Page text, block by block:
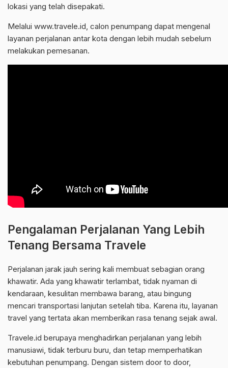
lokasi yang telah disepakati.
Melalui www.travele.id, calon penumpang dapat mengenal
layanan perjalanan antar kota dengan lebih mudah sebelum
melakukan pemesanan.
Pengalaman Perjalanan Yang Lebih
Tenang Bersama Travele
Perjalanan jarak jauh sering kali membuat sebagian orang
khawatir. Ada yang khawatir terlambat, tidak nyaman di
kendaraan, kesulitan membawa barang, atau bingung
mencari transportasi lanjutan setelah tiba. Karena itu, layanan
travel yang tertata akan memberikan rasa tenang sejak awal.
Travele.id berupaya menghadirkan perjalanan yang lebih
manusiawi, tidak terburu buru, dan tetap memperhatikan
kebutuhan penumpang. Dengan sistem door to door,